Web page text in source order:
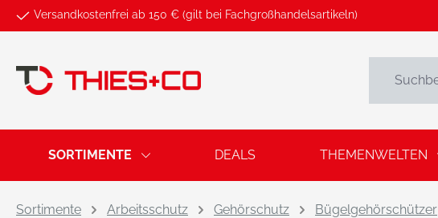
Zur Hauptnavigation springen
Versandkostenfrei ab 150 € (gilt bei Fachgroßhandelsartikeln)
SORTIMENTE DEALS THEMENWELTEN
Sortimente Arbeitsschutz Gehörschutz Bügelgehörschützer